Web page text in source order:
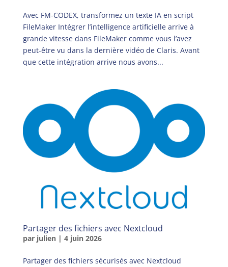
Avec FM-CODEX, transformez un texte IA en script
FileMaker Intégrer l’intelligence artificielle arrive à
grande vitesse dans FileMaker comme vous l’avez
peut-être vu dans la dernière vidéo de Claris. Avant
que cette intégration arrive nous avons...
Partager des fichiers avec Nextcloud
par julien| 4 juin 2026
Partager des fichiers sécurisés avec Nextcloud